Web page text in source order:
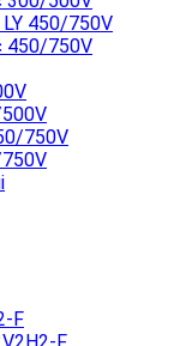
LY 450/750V
450/750V
750V
F